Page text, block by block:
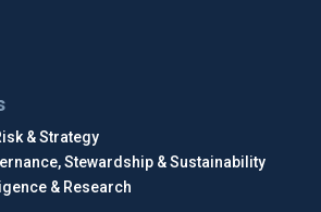
& Strategy
Stewardship & Sustainability
& Research